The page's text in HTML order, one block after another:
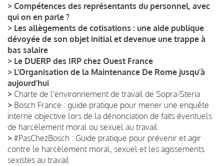
> Compétences des représentants du personnel, avec
qui on en parle ?
> Les allègements de cotisations : une aide publique
dévoyée de son objet initial et devenue une trappe à
bas salaire
> Le DUERP des IRP chez Ouest France
> L’Organisation de la Maintenance De Rome jusqu’à
aujourd’hui
> Charte de l'environnement de travail de Sopra-Steria
> Bosch France : guide pratique pour mener une enquête
interne objective lors de la dénonciation de faits éventuels
de harcèlement moral ou sexuel au travail
> #PasChezBosch : Guide pratique pour prévenir et agir
contre le harcèlement moral, sexuel et les agissements
sexistes au travail